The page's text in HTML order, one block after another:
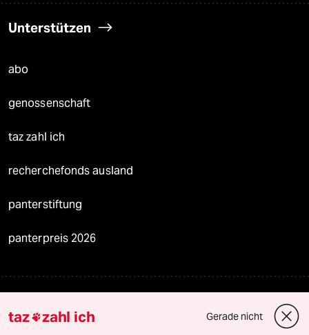
Unterstützen
abo
genossenschaft
taz zahl ich
recherchefonds ausland
panterstiftung
panterpreis 2026
taz zahl ich Gerade nicht